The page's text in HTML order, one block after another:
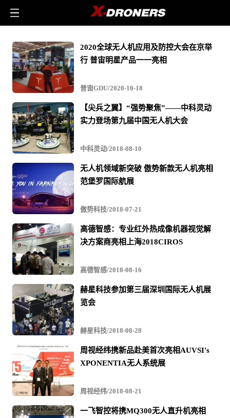
展
会
-
相
关
无
人
机
文
章
与
视
频
2020全球无人机应用及防控大会在京举
行 普宙明星产品一一亮相
普宙GDU/2020-10-18
【尖兵之翼】“强势聚焦”——中科灵动
实力登场第九届中国无人机大会
中科灵动/2018-08-10
无人机领域新突破 傲势新款无人机亮相
范堡罗国际航展
傲势科技/2018-07-21
高德智感：专业红外热成像机器视觉解
决方案商亮相上海2018CIROS
高德智感/2018-08-16
赫星科技参加第三届深圳国际无人机展
览会
赫星科技/2018-08-28
周视经纬携新品赴美首次亮相AUVSI's
XPONENTIA无人系统展
周视经纬/2018-08-21
一飞智控将携MQ300无人直升机亮相